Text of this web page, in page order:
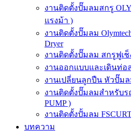
งานติดตั้งปั๊มลมสกรู
แรงม้า )
งานติดตั้งปั๊มลม
Dryer
งานติดตั้งปั๊มลม สกรูฟูเช็
งานออกแบบและเดินท่อ
งานเปลี่ยนลูกปืน หัวปั๊มล
งานติดตั้งปั๊มลมสำหรับร
PUMP )
งานติดตั้งปั้มลม
บทความ